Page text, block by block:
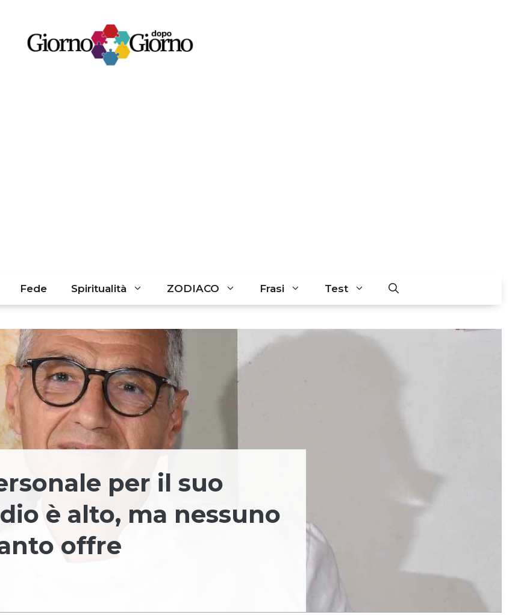
Fede Spiritualità ZODIACO Frasi Test
per il suo
è alto, ma nessuno
offre